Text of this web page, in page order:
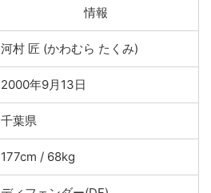
情報
河村 匠 (かわむら たくみ)
2000年9月13日
千葉県
177cm / 68kg